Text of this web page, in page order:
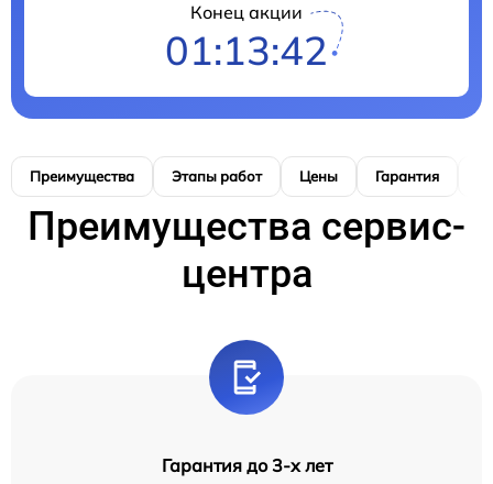
Конец акции
01:13:41
Преимущества Этапы работ Цены Гарантия
Преимущества сервис-
центра
Гарантия до 3-х лет